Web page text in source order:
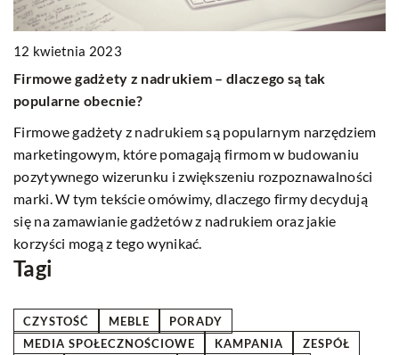
12 kwietnia 2023
Firmowe gadżety z nadrukiem – dlaczego są tak
popularne obecnie?
Firmowe gadżety z nadrukiem są popularnym narzędziem
marketingowym, które pomagają firmom w budowaniu
pozytywnego wizerunku i zwiększeniu rozpoznawalności
marki. W tym tekście omówimy, dlaczego firmy decydują
się na zamawianie gadżetów z nadrukiem oraz jakie
korzyści mogą z tego wynikać.
Tagi
CZYSTOŚĆ MEBLE
PORADY
MEDIA SPOŁECZNOŚCIOWE
KAMPANIA
ZESPÓŁ